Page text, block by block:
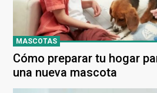
MASCOTAS
Cómo preparar tu hogar
una nueva mascota